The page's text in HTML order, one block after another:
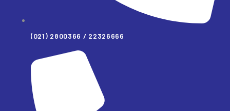
(021) 2800366 / 22326666